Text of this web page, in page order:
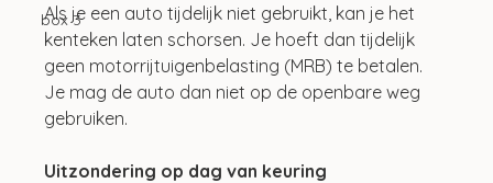
box 3
Als je een auto tijdelijk niet gebruikt, kan je het
kenteken laten schorsen. Je hoeft dan tijdelijk
geen motorrijtuigenbelasting (MRB) te betalen.
Je mag de auto dan niet op de openbare weg
gebruiken.
Uitzondering op dag van keuring